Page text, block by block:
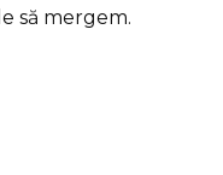
să mergem.